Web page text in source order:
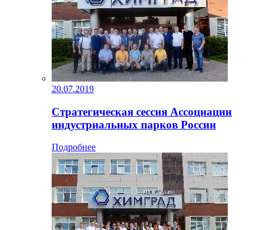
20.07.2019
Стратегическая сессия Ассоциации
индустриальных парков России
Подробнее